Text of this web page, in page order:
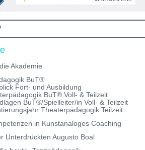
heidelberg.de Wir freuen uns auf
Akademie
BuT®
Fort- und Ausbildung
BuT® Voll- & Teilzeit
BuT®/Spielleiter/in Voll- & Teilzeit
Theaterpädagogik Teilzeit
in Kunstanaloges Coaching
Unterdrückten Augusto Boal